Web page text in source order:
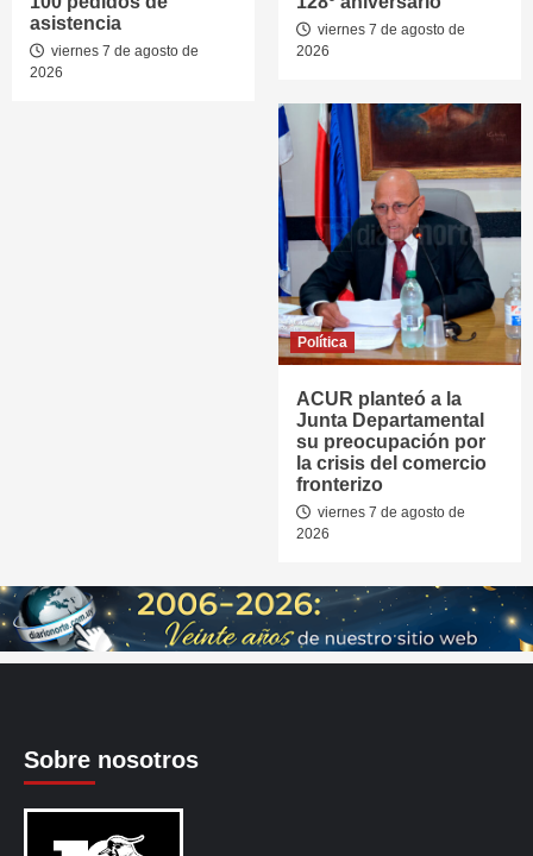
asistencia
viernes 7 de agosto de
2026
viernes 7 de agosto de
2026
Política
ACUR planteó a la
Junta Departamental
su preocupación por
la crisis del comercio
fronterizo
viernes 7 de agosto de
2026
Sobre nosotros